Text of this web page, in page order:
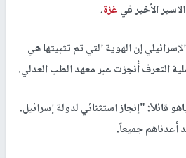
الأخير فيغزة.
إن الهوية التي تم تثبيتها هي
التعرف أُنجزت عبر معهد الطب العدلي.
قائلاً: "إنجاز استثنائي لدولة إسرائيل.
أعدناهم جميعاً.